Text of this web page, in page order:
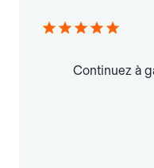
Continuez à